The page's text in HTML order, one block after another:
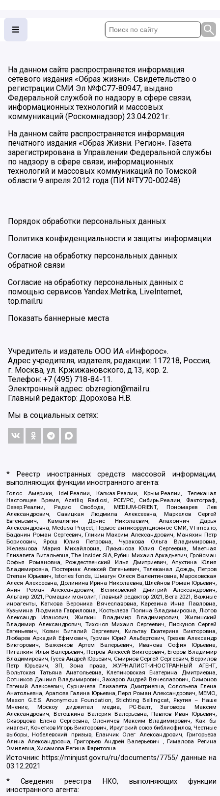
На данном сайте распространяется информация
сетевого издания «Образ жизни». Свидетельство о
регистрации СМИ Эл №ФС77-80947, выдано
Федеральной службой по надзору в сфере связи,
информационных технологий и массовых
коммуникаций (Роскомнадзор) 23.04.2021г.
На данном сайте распространяется информация
печатного издания «Образ Жизни. Регион». Газета
зарегистрирована в Управлении Федеральной службы
по надзору в сфере связи, информационных
технологий и массовых коммуникаций по Томской
области 9 апреля 2012 года (ПИ №ТУ70-00248)
Порядок обработки персональных данных
Политика конфиденциальности и защиты информации
Согласие на обработку персональных данных
обратной связи
Согласие на обработку персональных данных с
помощью сервисов Yandex.Metrika, LiveInternet,
top.mail.ru
Показать баннерные места
Учредитель и издатель ООО ИА «Инфорос».
Адрес учредителя, издателя, редакции: 117218, Россия,
г. Москва, ул. Кржижановского, д.13, кор. 2.
Телефон: +7 (495) 718-84-11.
Электронный адрес: obzregion@mail.ru.
Главный редактор: Дорохова Н.В.
Мы в социальных сетях:
* Реестр иностранных средств массовой информации,
выполняющих функции иностранного агента:
Голос Америки, Idel.Реалии, Кавказ.Реалии, Крым.Реалии, Телеканал
Настоящее Время, Azatliq Radiosi, PCE/PC, Сибирь.Реалии, Фактограф,
Север.Реалии, Радио Свобода, MEDIUM-ORIENT, Пономарев Лев
Александрович, Савицкая Людмила Алексеевна, Маркелов Сергей
Евгеньевич, Камалягин Денис Николаевич, Апахончич Дарья
Александровна, Medusa Project, Первое антикоррупционное СМИ, VTimes.io,
Баданин Роман Сергеевич, Гликин Максим Александрович, Маняхин Петр
Борисович, Ярош Юлия Петровна, Чуракова Ольга Владимировна,
Железнова Мария Михайловна, Лукьянова Юлия Сергеевна, Маетная
Елизавета Витальевна, The Insider SIA, Рубин Михаил Аркадьевич, Гройсман
Софья Романовна, Рождественский Илья Дмитриевич, Апухтина Юлия
Владимировна, Постернак Алексей Евгеньевич, Телеканал Дождь, Петров
Степан Юрьевич, Istories fonds, Шмагун Олеся Валентиновна, Мароховская
Алеся Алексеевна, Долинина Ирина Николаевна, Шлейнов Роман Юрьевич,
Анин Роман Александрович, Великовский Дмитрий Александрович,
Альтаир 2021, Ромашки монолит, Главный редактор 2021, Вега 2021, Важные
иноагенты, Каткова Вероника Вячеславовна, Карезина Инна Павловна,
Кузьмина Людмила Гавриловна, Костылева Полина Владимировна, Лютов
Александр Иванович, Жилкин Владимир Владимирович, Жилинский
Владимир Александрович, Тихонов Михаил Сергеевич, Пискунов Сергей
Евгеньевич, Ковин Виталий Сергеевич, Кильтау Екатерина Викторовна,
Любарев Аркадий Ефимович, Гурман Юрий Альбертович, Грезев Александр
Викторович, Важенков Артем Валерьевич, Иванова София Юрьевна,
Пигалкин Илья Валерьевич, Петров Алексей Викторович, Егоров Владимир
Владимирович, Гусев Андрей Юрьевич, Смирнов Сергей Сергеевич, Верзилов
Петр Юрьевич, ЗП, Зона права, ЖУРНАЛИСТ-ИНОСТРАННЫЙ АГЕНТ,
Вольтская Татьяна Анатольевна, Клепиковская Екатерина Дмитриевна,
Сотников Даниил Владимирович, Захаров Андрей Вячеславович, Симонов
Евгений Алексеевич, Сурначева Елизавета Дмитриевна, Соловьева Елена
Анатольевна, Арапова Галина Юрьевна, Перл Роман Александрович, МЕМО,
Mason G.E.S. Anonymous Foundation, Stichting Bellingcat, Якутия – Наше
Мнение, Москоу диджитал медиа, РС-Балт, Заговора Максим
Александрович, Ветошкина Валерия Валерьевна, Павлов Иван Юрьевич,
Скворцова Елена Сергеевна, Оленичев Максим Владимирович, Как бы
инагент, Кочетков Игорь Викторович, Иркутский союз библиофилов, Честные
выборы, Нобелевский призыв, Еланчик Олег Александрович, Григорьева
Алина Александровна, Григорьев Андрей Валерьевич , Гималова Регина
Эмилевна, Хисамова Регина Фаритовна
Источник: https://minjust.gov.ru/ru/documents/7755/ данные на
03.12.2021
* Сведения реестра НКО, выполняющих функции
иностранного агента: